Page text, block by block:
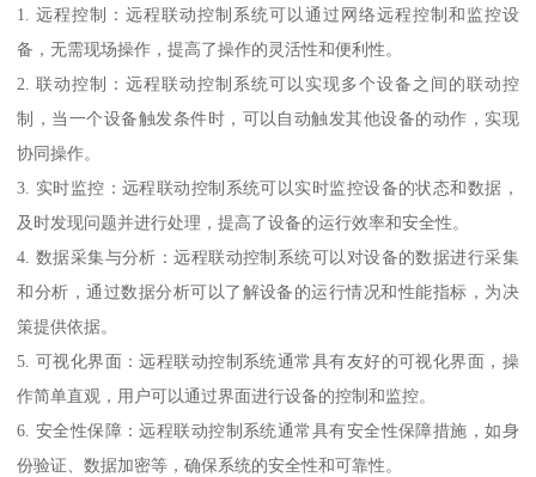
1. 远程控制：远程联动控制系统可以通过网络远程控制和监控设
备，无需现场操作，提高了操作的灵活性和便利性。
2. 联动控制：远程联动控制系统可以实现多个设备之间的联动控
制，当一个设备触发条件时，可以自动触发其他设备的动作，实现
协同操作。
3. 实时监控：远程联动控制系统可以实时监控设备的状态和数据，
及时发现问题并进行处理，提高了设备的运行效率和安全性。
4. 数据采集与分析：远程联动控制系统可以对设备的数据进行采集
和分析，通过数据分析可以了解设备的运行情况和性能指标，为决
策提供依据。
5. 可视化界面：远程联动控制系统通常具有友好的可视化界面，操
作简单直观，用户可以通过界面进行设备的控制和监控。
6. 安全性保障：远程联动控制系统通常具有安全性保障措施，如身
份验证、数据加密等，确保系统的安全性和可靠性。